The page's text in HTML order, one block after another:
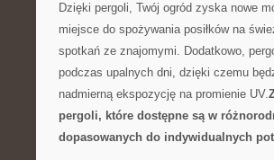
Dzięki pergoli, Twój ogród zyska nowe
miejsce do spożywania posiłków ⁤na
spotkań ze znajomymi. Dodatkowo,
podczas upalnych dni, dzięki czemu
nadmierną ekspozycję na promienie UV.
pergoli, które dostępne są w
‌dopasowanych do indywidualnych